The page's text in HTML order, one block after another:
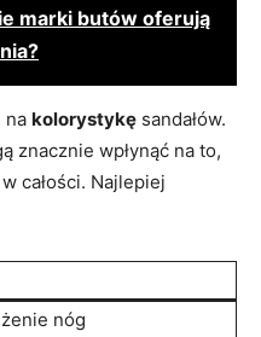
marki butów oferują
na kolorystykę sandałów.
znacznie wpłynąć na to,
całości. Najlepiej
nóg